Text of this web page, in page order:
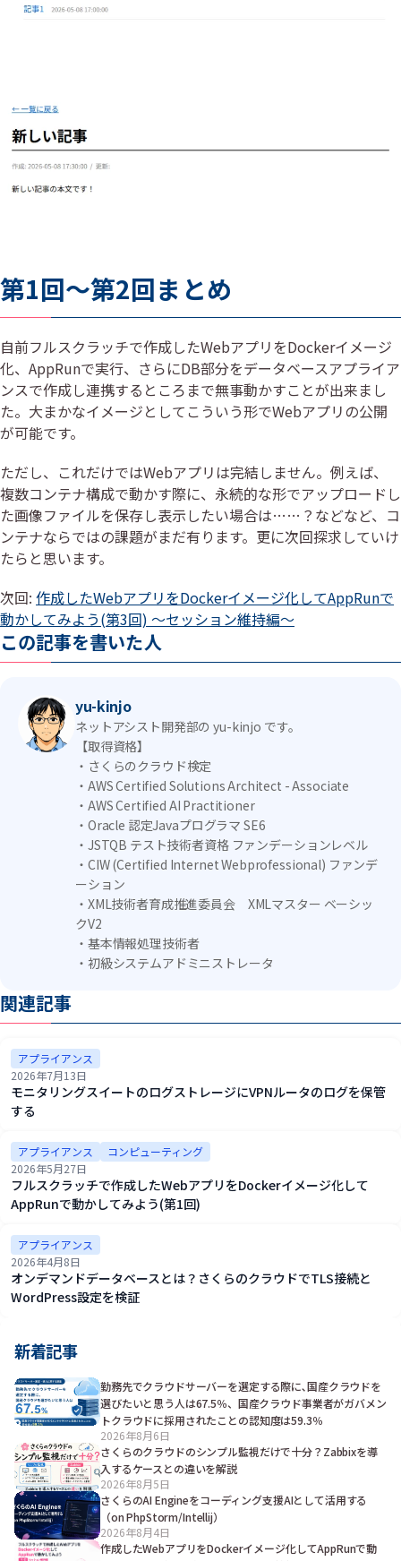
第1回～第2回まとめ
自前フルスクラッチで作成したWebアプリをDockerイメージ
化、AppRunで実行、さらにDB部分をデータベースアプライア
ンスで作成し連携するところまで無事動かすことが出来まし
た。大まかなイメージとしてこういう形でWebアプリの公開
が可能です。
ただし、これだけではWebアプリは完結しません。例えば、
複数コンテナ構成で動かす際に、永続的な形でアップロードし
た画像ファイルを保存し表示したい場合は……？などなど、コ
ンテナならではの課題がまだ有ります。更に次回探求していけ
たらと思います。
次回: 作成したWebアプリをDockerイメージ化してAppRunで
動かしてみよう(第3回) ～セッション維持編～
この記事を書いた人
yu-kinjo
ネットアシスト開発部の yu-kinjo です。
【取得資格】
・さくらのクラウド検定
・AWS Certified Solutions Architect - Associate
・AWS Certified AI Practitioner
・Oracle 認定Javaプログラマ SE6
・JSTQB テスト技術者資格 ファンデーションレベル
・CIW (Certified Internet Webprofessional) ファンデ
ーション
・XML技術者育成推進委員会 XMLマスター ベーシッ
クV2
・基本情報処理技術者
・初級システムアドミニストレータ
関連記事
アプライアンス
2026年7月13日
モニタリングスイートのログストレージにVPNルータのログを保管
する
アプライアンス
コンピューティング
2026年5月27日
フルスクラッチで作成したWebアプリをDockerイメージ化して
AppRunで動かしてみよう(第1回)
アプライアンス
2026年4月8日
オンデマンドデータベースとは？さくらのクラウドでTLS接続と
WordPress設定を検証
新着記事
勤務先でクラウドサーバーを選定する際に､国産クラウドを
選びたいと思う人は67.5％、国産クラウド事業者がガバメン
トクラウドに採用されたことの認知度は59.3％
2026年8月6日
さくらのクラウドのシンプル監視だけで十分？Zabbixを導
入するケースとの違いを解説
2026年8月5日
さくらのAI Engineをコーディング支援AIとして活用する
（on PhpStorm/Intellij）
2026年8月4日
作成したWebアプリをDockerイメージ化してAppRunで動